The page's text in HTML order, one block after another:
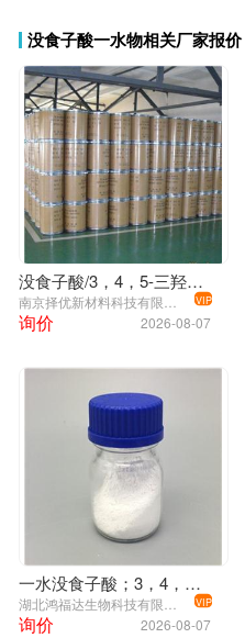
没食子酸一水物相关厂家报价
没食子酸/3，4，5-三羟基苯甲酸
VIP
2026-08-07
询价
一水没食子酸；3，4，5-三羟基苯甲酸；Gallic acid monohydrate ;5995-86-8
VIP
2026-08-07
询价